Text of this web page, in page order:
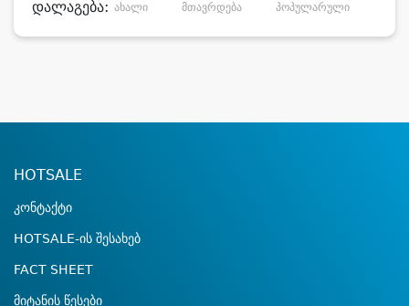
დალაგება: ახალი მთავრდება პოპულარული
HOTSALE
კონტაქტი
HOTSALE-ის შესახებ
FACT SHEET
მიტანის წესები